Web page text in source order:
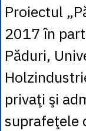
Proiectul
2017 în
Păduri,
privaţi şi
suprafeţele